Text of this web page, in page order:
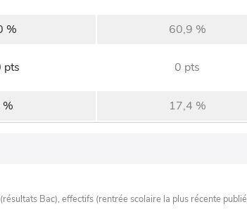
%
60,9 %
pts 0 pts
17,4 %
(résultats Bac), effectifs (rentrée scolaire la plus récente